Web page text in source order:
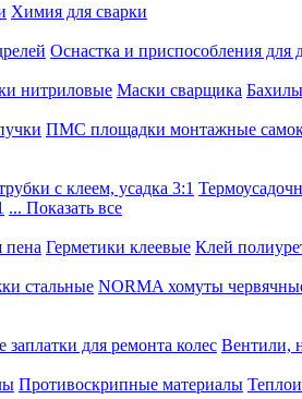
Химия для сварки
Оснастка и приспособления для
нитриловые Маски сварщика Бахилы
ПМС площадки монтажные
с клеем, усадка 3:1
... Показать все
Герметики клеевые Клей
стальные NORMA хомуты
заплатки для ремонта колес Вентили,
Противоскрипные материалы